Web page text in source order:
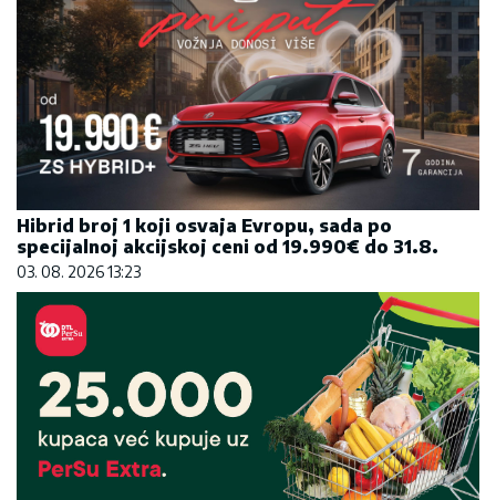
Hibrid broj 1 koji osvaja Evropu, sada po
specijalnoj akcijskoj ceni od 19.990€ do 31.8.
03. 08. 2026 13:23